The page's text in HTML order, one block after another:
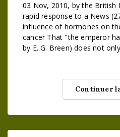
03 Nov, 2010, by the British
rapid response to a News
influence of hormones on
cancer That "the emperor
by E. G. Breen) does not
Continuer